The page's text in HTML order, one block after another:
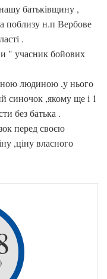
батьківщину ,
поблизу н.п Вербове
.
" учасник бойових
людиною ,у нього
синочок ,якому ще і 1
без батька .
перед своєю
,ціну власного